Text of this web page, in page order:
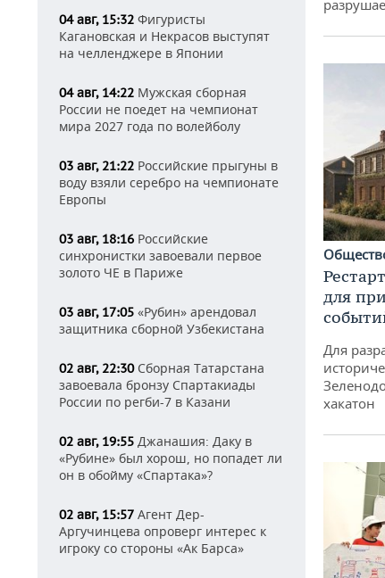
04 авг, 15:32 Фигуристы
Кагановская и Некрасов выступят
на челленджере в Японии
04 авг, 14:22 Мужская сборная
России не поедет на чемпионат
мира 2027 года по волейболу
03 авг, 21:22 Российские прыгуны в
воду взяли серебро на чемпионате
Европы
03 авг, 18:16 Российские
синхронистки завоевали первое
золото ЧЕ в Париже
03 авг, 17:05 «Рубин» арендовал
защитника сборной Узбекистана
02 авг, 22:30Сборная Татарстана
завоевала бронзу Спартакиады
России по регби-7 в Казани
02 авг, 19:55 Джанашия: Даку в
«Рубине» был хорош, но попадет ли
он в обойму «Спартака»?
02 авг, 15:57 Агент Дер-
Аргучинцева опроверг интерес к
игроку со стороны «Ак Барса»
для
Для
хакатон